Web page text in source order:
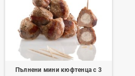
Пълнени мини кюфтенца с 3